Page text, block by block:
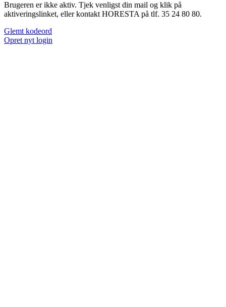
Brugeren er ikke aktiv. Tjek venligst din mail og klik på
aktiveringslinket, eller kontakt HORESTA på tlf. 35 24 80 80.
Glemt kodeord
Opret nyt login